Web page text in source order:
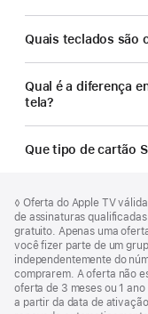
Quais teclados são
Qual é a diferença
tela?
Que tipo de cartão
de
rodapé
Nota
de
rodapé
◊ Oferta do Apple TV
de assinaturas
gratuito. Apenas uma
você fizer parte de um
independentemente do
comprarem. A oferta não
oferta de 3 meses ou 1
a partir da data de